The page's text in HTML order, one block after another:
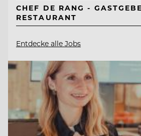
CHEF DE RANG -
RESTAURANT
Entdecke alle Jobs